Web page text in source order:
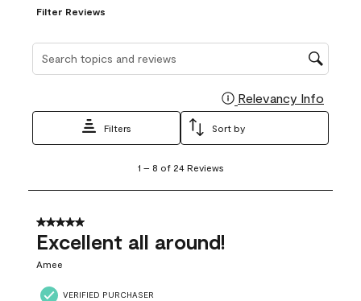
Filter Reviews
Relevancy Info
Filters Sort by
8
24
Reviews
1 – 8 of 24 Reviews
5 out of 5 stars.
Excellent all around!
Amee
VERIFIED PURCHASER